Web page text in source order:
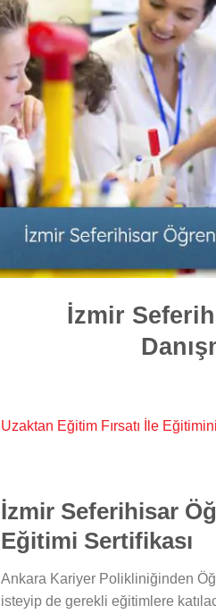
İzmir
Uzaktan Eğitim Fırsatı İle
İzmir Seferihisar
Eğitimi Sertifikası
Ankara Kariyer Polikliniğinden
isteyip de gerekli eğitimlere